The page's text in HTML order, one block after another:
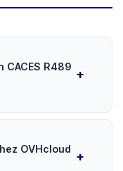
CACES R489
OVHcloud